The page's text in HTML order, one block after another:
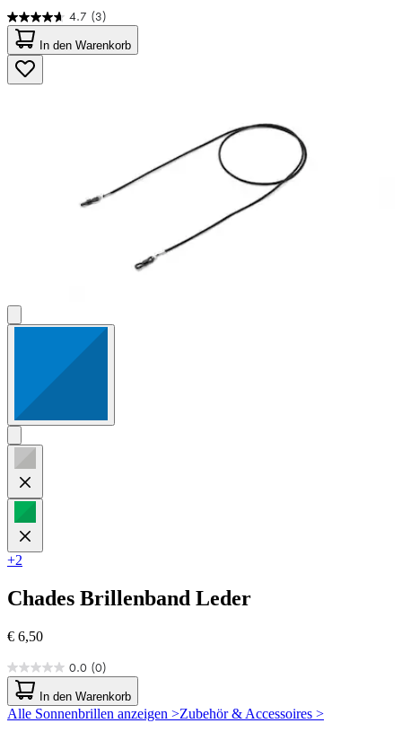
4.7 (3)
4.7
von
5
Sternen.
3
In den Warenkorb
+2
Chades Brillenband Leder
€ 6,50
0.0 (0)
0.0
von
5
Sternen.
In den Warenkorb
Alle Sonnenbrillen anzeigen >Zubehör & Accessoires >